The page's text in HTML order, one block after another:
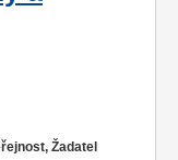
Žadatel